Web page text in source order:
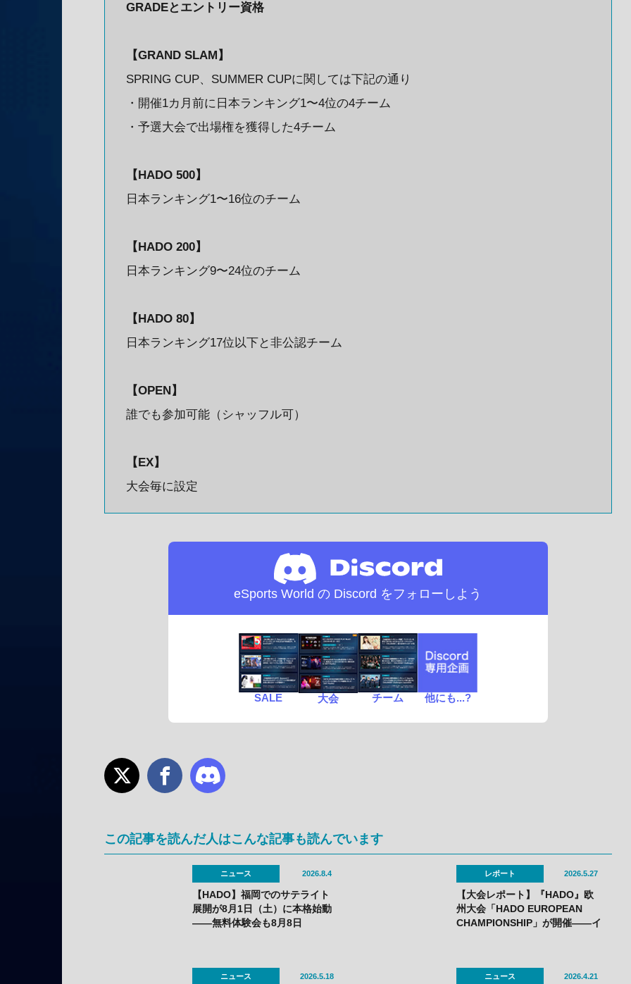
GRADEとエントリー資格
【GRAND SLAM】
SPRING CUP、SUMMER CUPに関しては下記の通り
・開催1カ月前に日本ランキング1〜4位の4チーム
・予選大会で出場権を獲得した4チーム
【HADO 500】
日本ランキング1〜16位のチーム
【HADO 200】
日本ランキング9〜24位のチーム
【HADO 80】
日本ランキング17位以下と非公認チーム
【OPEN】
誰でも参加可能（シャッフル可）
【EX】
大会毎に設定
eSports World の Discord をフォローしよう
SALE 大会 チーム 他にも...?
この記事を読んだ人はこんな記事も読んでいます
ニュース 2026.8.4
【HADO】福岡でのサテライト
展開が8月1日（土）に本格始動
——無料体験会も8月8日
レポート 2026.5.27
【大会レポート】『HADO』欧
州大会「HADO EUROPEAN
CHAMPIONSHIP」が開催——イ
ニュース 2026.5.18 ニュース 2026.4.21